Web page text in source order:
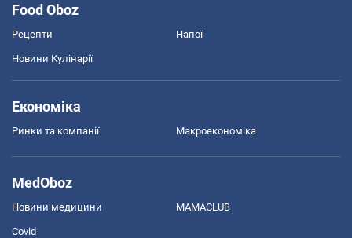
Food Oboz
Рецепти Напої
Новини Кулінарії
Економіка
Ринки та компанії Макроекономіка
MedOboz
Новини медицини MAMACLUB
Covid